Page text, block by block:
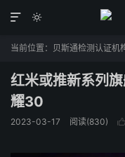


当前位置： 贝斯通检测认证机
红米或推新系列
耀30
2023-03-17 阅读(830) 